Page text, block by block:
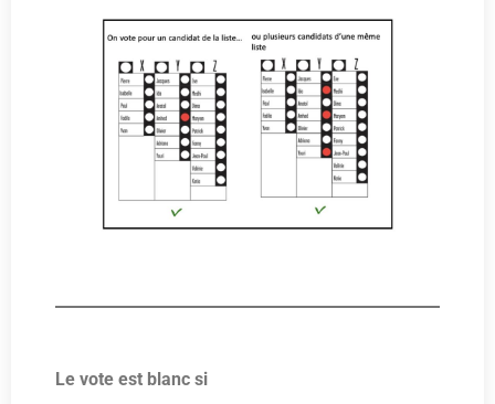
Le vote est blanc si